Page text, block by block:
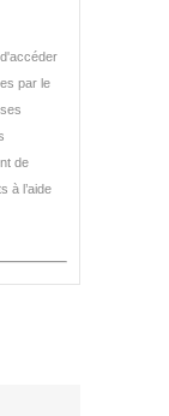
par le
de
à l’aide